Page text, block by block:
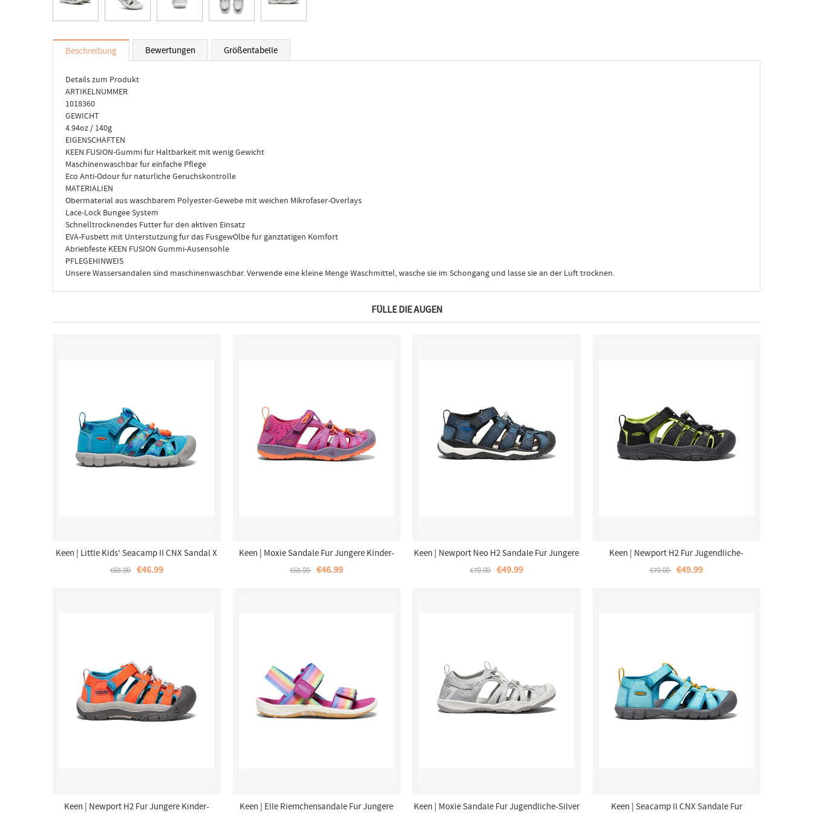
Beschreibung Bewertungen Größentabelle
Details zum Produkt
ARTIKELNUMMER
1018360
GEWICHT
4.94oz / 140g
EIGENSCHAFTEN
KEEN.FUSION-Gummi fur Haltbarkeit mit wenig Gewicht
Maschinenwaschbar fur einfache Pflege
Eco Anti-Odour fur naturliche Geruchskontrolle
MATERIALIEN
Obermaterial aus waschbarem Polyester-Gewebe mit weichen Mikrofaser-Overlays
Lace-Lock Bungee System
Schnelltrocknendes Futter fur den aktiven Einsatz
EVA-Fusbett mit Unterstutzung fur das FusgewOlbe fur ganztatigen Komfort
Abriebfeste KEEN FUSION Gummi-Ausensohle
PFLEGEHINWEIS
Unsere Wassersandalen sind maschinenwaschbar. Verwende eine kleine Menge Waschmittel, wasche sie im Schongang und lasse sie an der Luft trocknen.
FÜLLE DIE AUGEN
Keen | Little Kids' Seacamp II CNX Sandal X
Smokey Bear-Smokey Bear/Fjord Blue
€65.00 €46.99
Keen | Moxie Sandale Fur Jungere Kinder-
Purple Wine/Nasturtium
€65.00 €46.99
Keen | Newport Neo H2 Sandale Fur Jungere
Kinder-Blue Nights/Brilliant Blue
€70.00 €49.99
Keen | Newport H2 Fur Jugendliche-
Black/Lime Green
€70.00 €49.99
Keen | Newport H2 Fur Jungere Kinder- Keen | Elle Riemchensandale Fur Jungere Keen | Moxie Sandale Fur Jugendliche-Silver Keen | Seacamp II CNX Sandale Fur